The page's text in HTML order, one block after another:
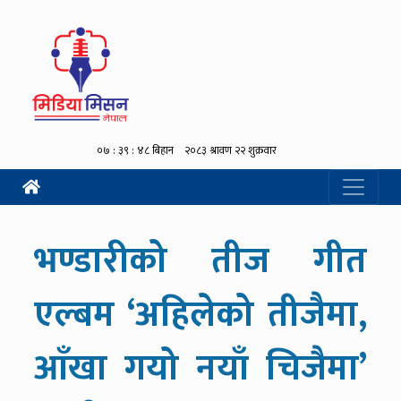
भण्डारीको तीज गीत
एल्बम ‘अहिलेको तीजैमा,
आँखा गयो नयाँ चिजैमा’